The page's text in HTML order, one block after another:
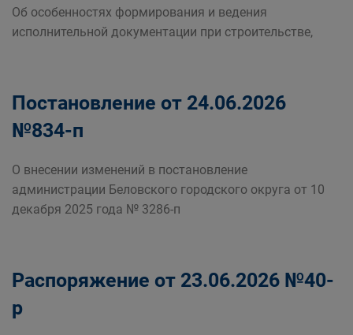
Об особенностях формирования и ведения
исполнительной документации при строительстве,
Постановление от 24.06.2026
№834-п
О внесении изменений в постановление
администрации Беловского городского округа от 10
декабря 2025 года № 3286-п
Распоряжение от 23.06.2026 №40-
р